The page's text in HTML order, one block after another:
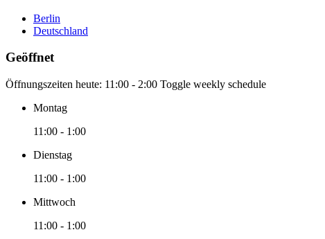
Berlin
Deutschland
Geöffnet
Öffnungszeiten heute: 11:00 - 2:00 Toggle weekly schedule
Montag
11:00 - 1:00
Dienstag
11:00 - 1:00
Mittwoch
11:00 - 1:00